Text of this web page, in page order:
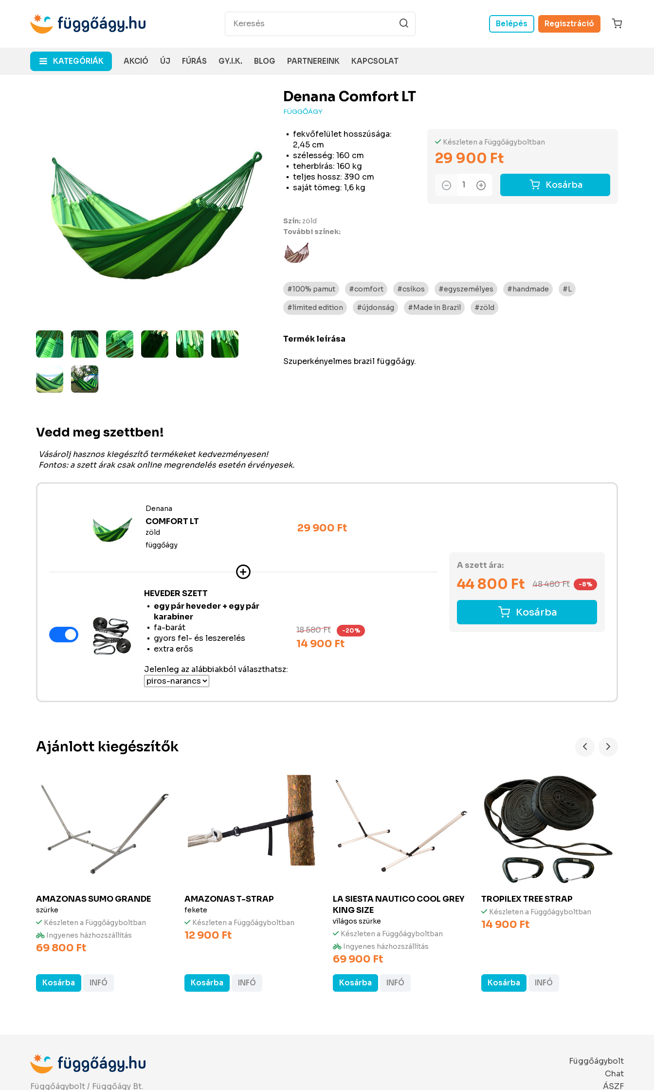
Belépés Regisztráció
KATEGÓRIÁK AKCIÓ ÚJ FÚRÁS GY.I.K. BLOG PARTNEREINK KAPCSOLAT
Denana Comfort LT
FÜGGŐÁGY
fekvőfelület hosszúsága:
2,45 cm
szélesség: 160 cm
teherbírás: 160 kg
teljes hossz: 390 cm
saját tömeg: 1,6 kg
Készleten a Függőágyboltban
29 900 Ft
Kosárba
Szín: zöld
További színek:
#100% pamut #comfort #csíkos #egyszemélyes #handmade #L
#limited edition #újdonság #Made in Brazil #zöld
Termék leírása
Szuperkényelmes brazil függőágy.
Vedd meg szettben!
Vásárolj hasznos kiegészítő termékeket kedvezményesen!
Fontos: a szett árak csak online megrendelés esetén érvényesek.
Denana
COMFORT LT
zöld
függőágy
29 900 Ft
HEVEDER SZETT
egy pár heveder + egy pár
karabiner
fa-barát
gyors fel- és leszerelés
extra erős
Jelenleg az alábbiakból választhatsz:
18 580 Ft -20%
14 900 Ft
A szett ára:
44 800 Ft 48 480Ft -8%
Kosárba
Ajánlott kiegészítők
AMAZONASSUMO GRANDE
szürke
Készleten a Függőágyboltban
Ingyenes házhozszállítás
69 800 Ft
Kosárba INFÓ
AMAZONAST-STRAP
fekete
Készleten a Függőágyboltban
12 900 Ft
Kosárba INFÓ
LA SIESTANAUTICO COOL GREY
KING SIZE
világos szürke
Készleten a Függőágyboltban
Ingyenes házhozszállítás
69 900 Ft
Kosárba INFÓ
TROPILEXTREE STRAP
Készleten a Függőágyboltban
14 900 Ft
Kosárba INFÓ
Függőágybolt / Függőágy Bt.
Függőágybolt
Chat
ÁSZF